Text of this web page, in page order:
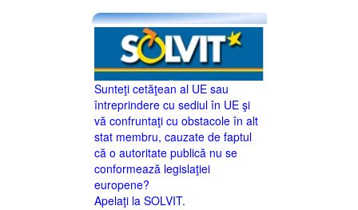
Sunteţi cetăţean al UE sau
întreprindere cu sediul în UE şi
vă confruntaţi cu obstacole în alt
stat membru, cauzate de faptul
că o autoritate publică nu se
conformează legislaţiei
europene?
Apelaţi la SOLVIT.